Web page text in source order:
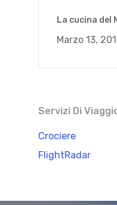
La cucina del
Marzo 13,
Servizi Di
Crociere
FlightRadar